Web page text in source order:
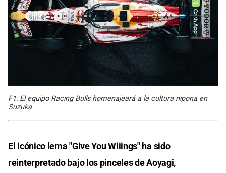
F1: El equipo Racing Bulls homenajeará a la cultura nipona en
Suzuka
El icónico lema "Give You Wiiings" ha sido
reinterpretado bajo los pinceles de Aoyagi,